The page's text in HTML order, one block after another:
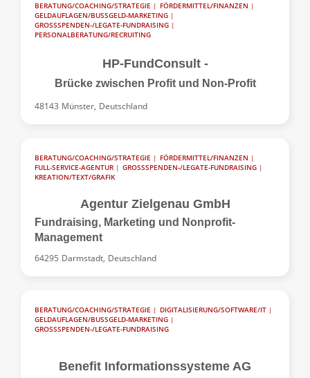
BERATUNG/COACHING/STRATEGIE | FÖRDERMITTEL/FINANZEN |
GELDAUFLAGEN/BUSSGELD-MARKETING
|
GROSSSPENDEN-/LEGATE-FUNDRAISING
|
PERSONALBERATUNG/RECRUITING
HP-FundConsult -
Brücke zwischen Profit und Non-Profit
48143 Münster, Deutschland
BERATUNG/COACHING/STRATEGIE | FÖRDERMITTEL/FINANZEN |
FULL-SERVICE-AGENTUR | GROSSSPENDEN-/LEGATE-FUNDRAISING
|
KREATION/TEXT/GRAFIK
Agentur Zielgenau GmbH
Fundraising, Marketing und Nonprofit-
Management
64295 Darmstadt, Deutschland
BERATUNG/COACHING/STRATEGIE | DIGITALISIERUNG/SOFTWARE/IT |
GELDAUFLAGEN/BUSSGELD-MARKETING
|
GROSSSPENDEN-/LEGATE-FUNDRAISING
Benefit Informationssysteme AG